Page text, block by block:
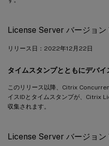
License Server バージョン
リリース日：2022年12月22日
タイムスタンプとともにデバイ
このリリース以降、Citrix
イスIDとタイムスタンプが、Citrix
収集されます。
License Server バージョン